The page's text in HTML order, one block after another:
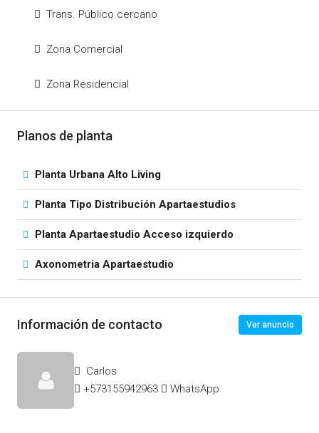
Trans. Público cercano
Zona Comercial
Zona Residencial
Planos de planta
Planta Urbana Alto Living
Planta Tipo Distribución Apartaestudios
Planta Apartaestudio Acceso izquierdo
Axonometria Apartaestudio
Información de contacto Ver anuncio
Carlos
+573155942963
WhatsApp